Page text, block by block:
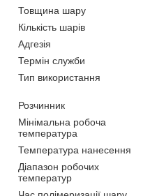
Товщина шару
Кількість шарів
Адгезія
Термін служби
Тип використання
Розчинник
Мінімальна робоча
температура
Температура нанесення
Діапазон робочих
температур